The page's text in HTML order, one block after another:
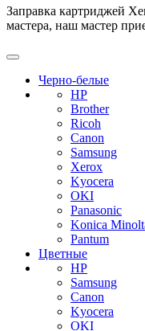
Заправка картриджей
мастера, наш мастер
Черно-белые
HP
Brother
Ricoh
Canon
Samsung
Xerox
Kyocera
OKI
Panasonic
Konica
Pantum
Цветные
HP
Samsung
Canon
Kyocera
OKI